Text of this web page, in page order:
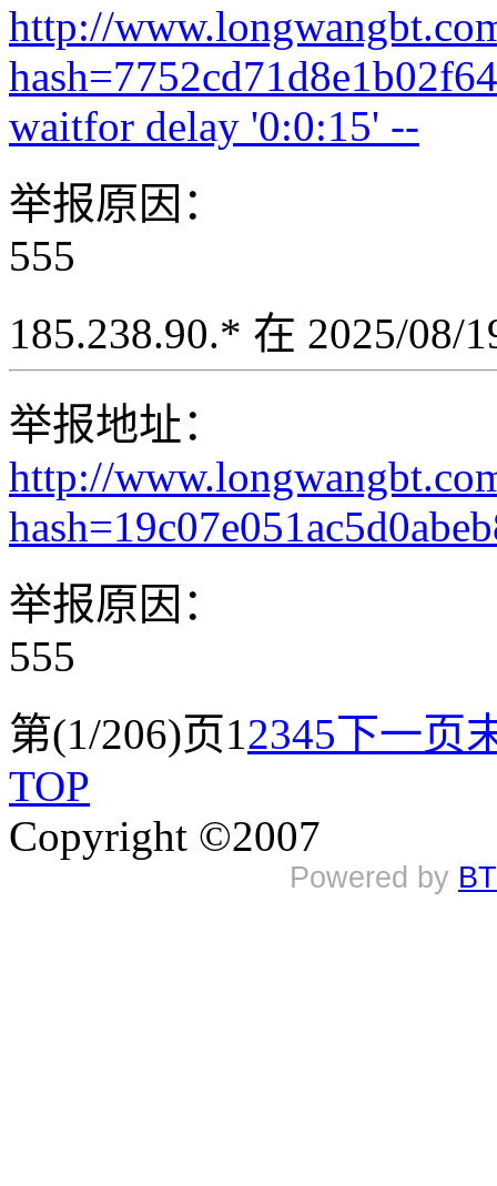
http://
waitfor delay '0:0:15' --
举报原因：
555
185.238.90.* 在 2025/08/
举报地址：
http://
举报原因：
555
第(1/206)页12345下一页
TOP
Copyright ©2007
Powered by